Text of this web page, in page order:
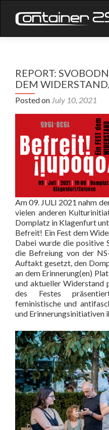
REPORT:
DEM
Posted on July 10, 2021
Am 09. JULI 2021 nahm
vielen anderen
Domplatz in Klagenfurt
Befreit! Ein Fest dem
Dabei wurde die positive
die Befreiung von der
Auftakt gesetzt, den
an dem Erinnerung(en)
und aktueller Widerstand
des Festes
feministische und
und Erinnerungsinitiativen